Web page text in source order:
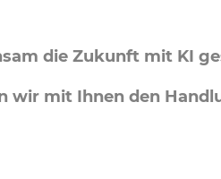
die Zukunft mit KI
wir mit Ihnen den